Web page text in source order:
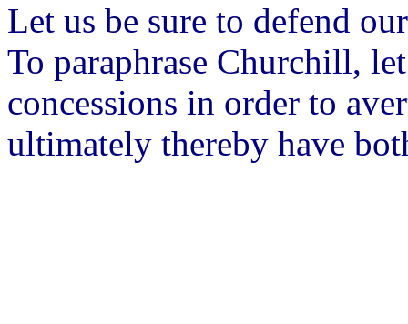
Let us be sure to defend
To paraphrase Churchill,
concessions in order to
ultimately thereby have